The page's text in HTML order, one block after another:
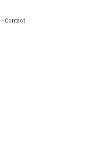
· Contact